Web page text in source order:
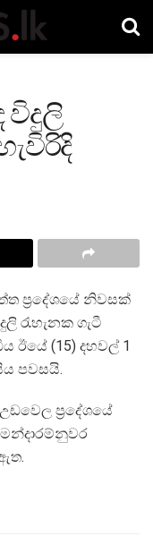
විදුලි
ප්‍රදේශයේ නිවසක්
රැහැනක ගැටී
ඊයේ (15) දහවල් 1
පවසයි.
ප්‍රදේශයේ